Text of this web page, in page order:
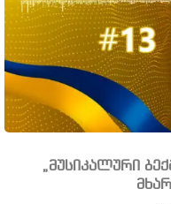
„მუსიკალური